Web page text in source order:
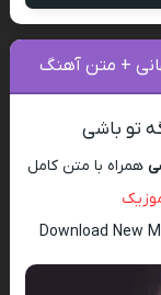
+ متن آهنگ
تو باشی
همراه با متن کامل
Download New